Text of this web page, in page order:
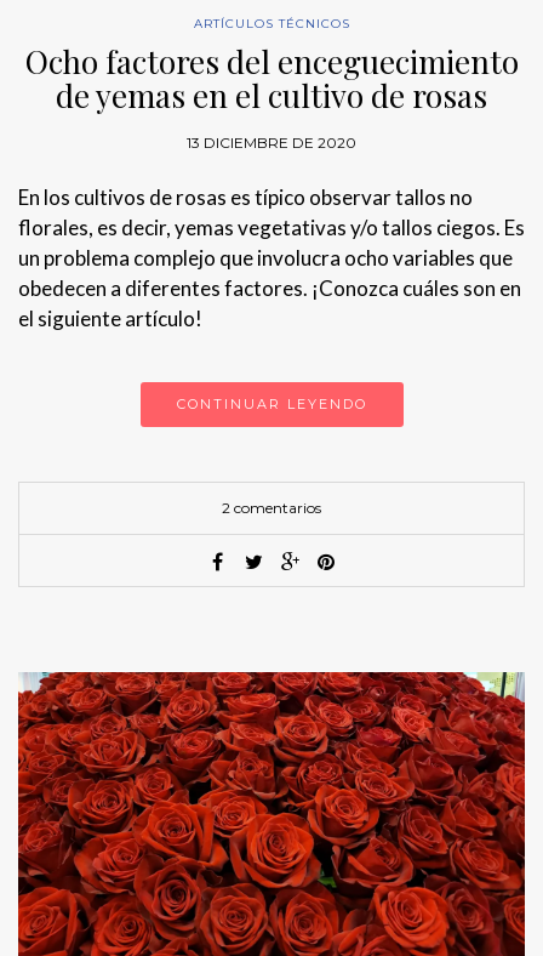
ARTÍCULOS TÉCNICOS
Ocho factores del enceguecimiento
de yemas en el cultivo de rosas
13 DICIEMBRE DE 2020
En los cultivos de rosas es típico observar tallos no
florales, es decir, yemas vegetativas y/o tallos ciegos. Es
un problema complejo que involucra ocho variables que
obedecen a diferentes factores. ¡Conozca cuáles son en
el siguiente artículo!
CONTINUAR LEYENDO
2 comentarios